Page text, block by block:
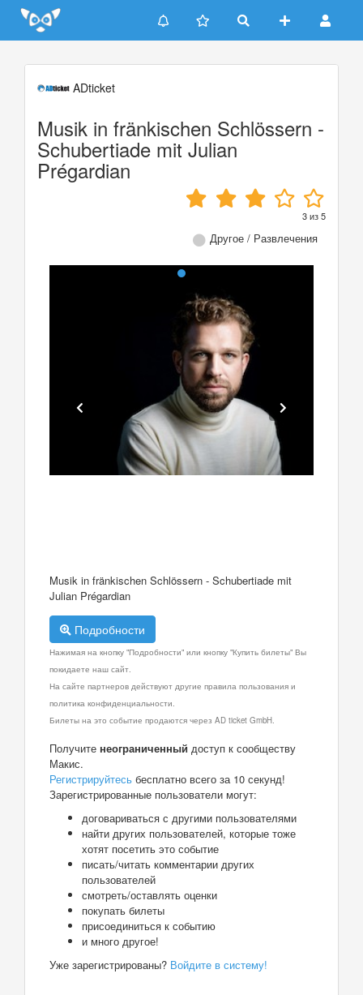
Update cookies preferences
ADticket
Musik in fränkischen Schlössern -
Schubertiade mit Julian
Prégardian
3из5
Другое / Развлечения
Musik in fränkischen Schlössern - Schubertiade mit
Julian Prégardian
Подробности
Нажимая на кнопку "Подробности" или кнопку "Купить билеты" Вы
покидаете наш сайт.
На сайте партнеров действуют другие правила пользования и
политика конфиденциальности.
Билеты на это событие продаются через AD ticket GmbH.
Получите неограниченный доступ к сообществу
Макис.
Регистрируйтесь бесплатно всего за 10 секунд!
Зарегистрированные пользователи могут:
договариваться с другими пользователями
найти других пользователей, которые тоже
хотят посетить это событие
писать/читать комментарии других
пользователей
смотреть/оставлять оценки
покупать билеты
присоединиться к событию
и много другое!
Уже зарегистрированы? Войдите в систему!